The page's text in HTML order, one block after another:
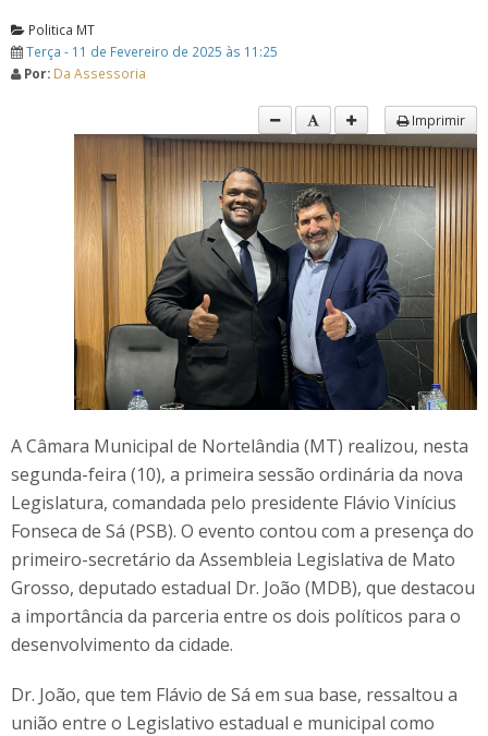
Politica MT
Terça - 11 de Fevereiro de 2025 às 11:25
Por: Da Assessoria
Imprimir
A Câmara Municipal de Nortelândia (MT) realizou, nesta
segunda-feira (10), a primeira sessão ordinária da nova
Legislatura, comandada pelo presidente Flávio Vinícius
Fonseca de Sá (PSB). O evento contou com a presença do
primeiro-secretário da Assembleia Legislativa de Mato
Grosso, deputado estadual Dr. João (MDB), que destacou
a importância da parceria entre os dois políticos para o
desenvolvimento da cidade.
Dr. João, que tem Flávio de Sá em sua base, ressaltou a
união entre o Legislativo estadual e municipal como